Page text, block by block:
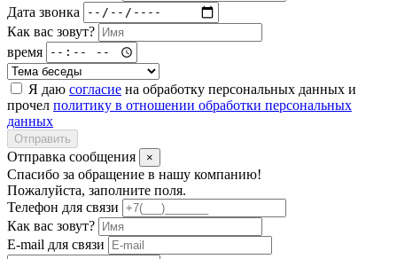
Дата звонка
Как вас зовут?
время
Я даю согласие на обработку персональных данных и
прочел политику в отношении обработки персональных
данных
Отправить
Отправка сообщения ×
Спасибо за обращение в нашу компанию!
Пожалуйста, заполните поля.
Телефон для связи
Как вас зовут?
E-mail для связи